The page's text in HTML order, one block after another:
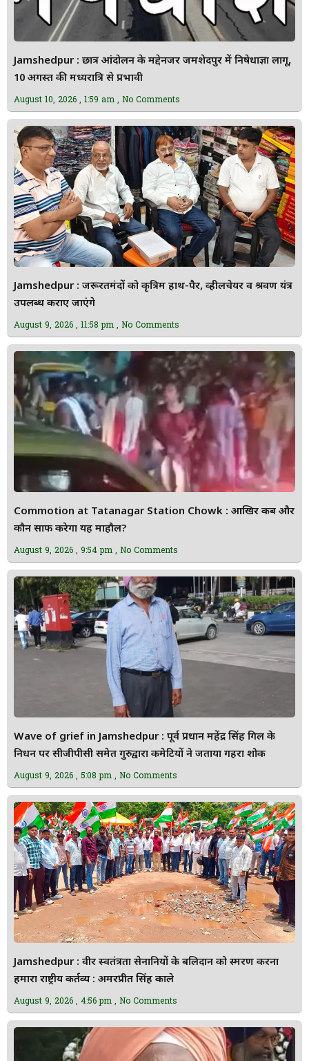
Jamshedpur : छात्र आंदोलन के मद्देनजर जमशेदपुर में निषेधाज्ञा लागू,
10 अगस्त की मध्यरात्रि से प्रभावी
August 10, 2026 1:59 am No Comments
Jamshedpur : जरूरतमंदों को कृत्रिम हाथ-पैर, व्हीलचेयर व श्रवण यंत्र
उपलब्ध कराए जाएंगे
August 9, 2026 11:58 pm No Comments
Commotion at Tatanagar Station Chowk : आखिर कब और
कौन साफ करेगा यह माहौल?
August 9, 2026 9:54 pm No Comments
Wave of grief in Jamshedpur : पूर्व प्रधान महेंद्र सिंह गिल के
निधन पर सीजीपीसी समेत गुरुद्वारा कमेटियों ने जताया गहरा शोक
August 9, 2026 5:08 pm No Comments
Jamshedpur : वीर स्वतंत्रता सेनानियों के बलिदान को स्मरण करना
हमारा राष्ट्रीय कर्तव्य : अमरप्रीत सिंह काले
August 9, 2026 4:56 pm No Comments